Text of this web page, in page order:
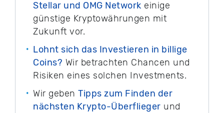
Stellar und OMG Network einige
günstige Kryptowährungen mit
Zukunft vor.
Lohnt sich das Investieren in billige
Coins? Wir betrachten Chancen und
Risiken eines solchen Investments.
Wir geben Tipps zum Finden der
nächsten Krypto-Überflieger und